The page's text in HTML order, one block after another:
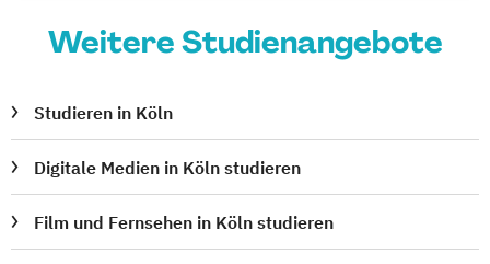
Weitere Studienangebote
Studieren in Köln
Digitale Medien in Köln studieren
Film und Fernsehen in Köln studieren